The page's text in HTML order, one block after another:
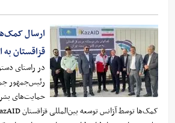
ارسال
قزاقستان به
در راستای
رئیس‌جمهور
حمایت‌های